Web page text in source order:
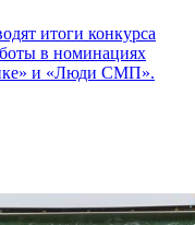
итоги конкурса
в номинациях
и «Люди СМП».